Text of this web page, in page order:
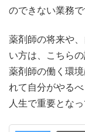
のできない業務で
薬剤師の将来や
い方は、こちら
薬剤師の働く環
れて自分がやる
人生で重要とな